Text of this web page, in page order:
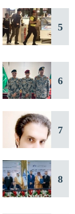
5
6
7
8